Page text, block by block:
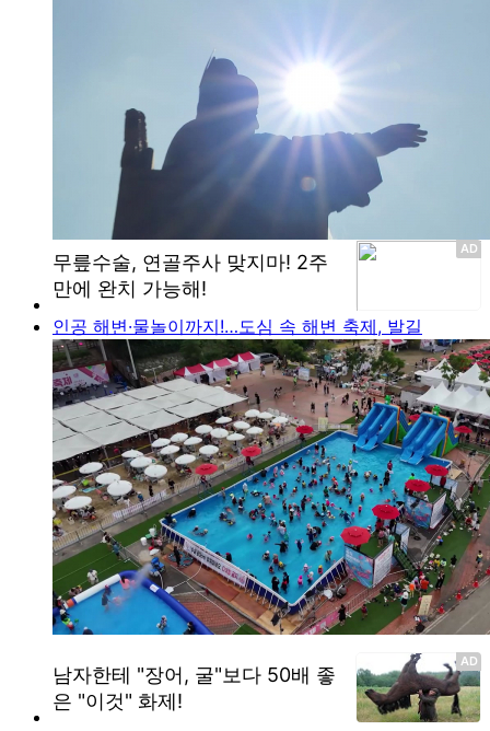
인공 해변·물놀이까지!…도심 속 해변 축제, 발길